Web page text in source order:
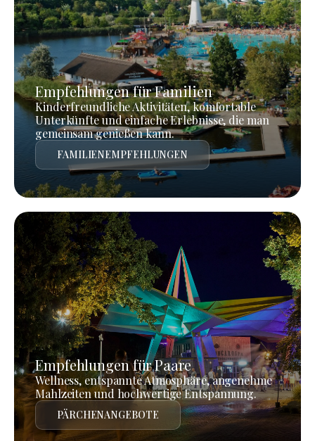
Empfehlungen für Familien
Kinderfreundliche Aktivitäten, komfortable
Unterkünfte und einfache Erlebnisse, die man
gemeinsam genießen kann.
FAMILIENEMPFEHLUNGEN
Empfehlungen für Paare
Wellness, entspannte Atmosphäre, angenehme
Mahlzeiten und hochwertige Entspannung.
PÄRCHENANGEBOTE